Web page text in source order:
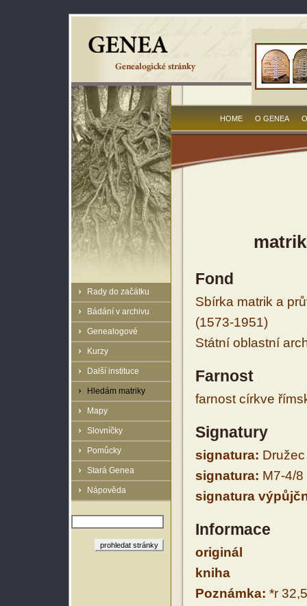
Rady do začátku
Bádání v archivu
Genealogové
Kurzy
Další instituce
Hledám matriky
Mapy
Slovníčky
Pomůcky
Stará Genea
Nápověda
HOME O GENEA
Fond
Sbírka matrik a
(1573-1951)
Státní oblastní
Farnost
farnost církve
Signatury
signatura:
signatura: M7-4/8
signatura
Informace
originál
kniha
Poznámka: *r